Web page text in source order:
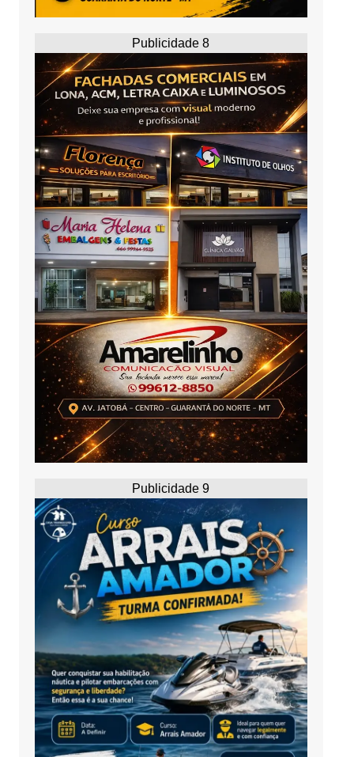
Publicidade 8
Publicidade 9